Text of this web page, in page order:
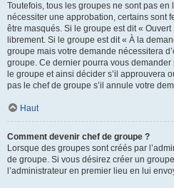
Toutefois, tous les groupes ne sont pas
nécessiter une approbation, certains sont
être masqués. Si le groupe est dit «
librement. Si le groupe est dit « À la
groupe mais votre demande nécessitera
groupe. Ce dernier pourra vous
le groupe et ainsi décider s’il approuvera
pas le chef de groupe s’il annule votre
Haut
Comment devenir chef de groupe ?
Lorsque des groupes sont créés par
de groupe. Si vous désirez créer un
l’administrateur en premier lieu en lui